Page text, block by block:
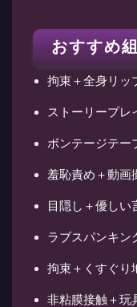
おすすめ
拘束＋全身リッ
ストーリープレ
ボンテージテー
羞恥責め＋動画
目隠し＋優しい
ラブスパンキン
拘束＋くすぐり
非粘膜接触＋玩